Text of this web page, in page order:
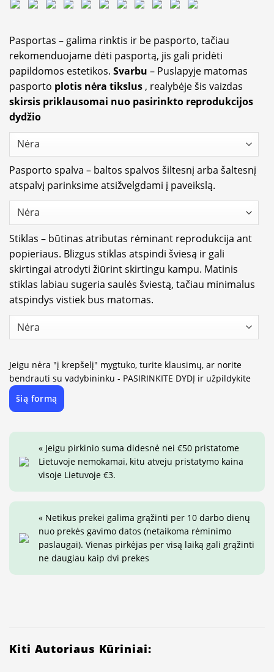
Pasportas – galima rinktis ir be pasporto, tačiau
rekomenduojame dėti pasportą, jis gali pridėti
papildomos estetikos. Svarbu – Puslapyje matomas
pasporto plotis nėra tikslus , realybėje šis vaizdas
skirsis priklausomai nuo pasirinkto reprodukcijos
dydžio
Pasporto spalva – baltos spalvos šiltesnį arba šaltesnį
atspalvį parinksime atsižvelgdami į paveikslą.
Stiklas – būtinas atributas rėminant reprodukcija ant
popieriaus. Blizgus stiklas atspindi šviesą ir gali
skirtingai atrodyti žiūrint skirtingu kampu. Matinis
stiklas labiau sugeria saulės šviestą, tačiau minimalus
atspindys vistiek bus matomas.
Jeigu nėra "į krepšelį" mygtuko, turite klausimų, ar norite
bendrauti su vadybininku - PASIRINKITE DYDĮ ir užpildykite
šią formą
« Jeigu pirkinio suma didesnė nei €50 pristatome
Lietuvoje nemokamai, kitu atveju pristatymo kaina
visoje Lietuvoje €3.
« Netikus prekei galima grąžinti per 10 darbo dienų
nuo prekės gavimo datos (netaikoma rėminimo
paslaugai). Vienas pirkėjas per visą laiką gali grąžinti
ne daugiau kaip dvi prekes
Kiti Autoriaus Kūriniai: